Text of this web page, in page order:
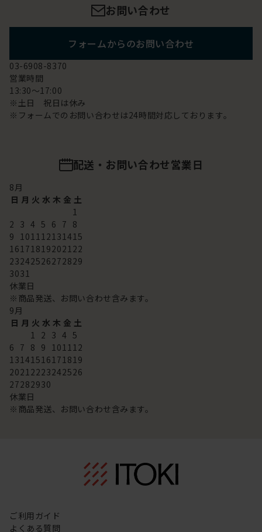
お問い合わせ
フォームからのお問い合わせ
03-6908-8370
営業時間
13:30～17:00
※土日 祝日は休み
※フォームでのお問い合わせは24時間対応しております。
配送・お問い合わせ営業日
8月
日 月 火 水 木 金 土
1
2 3 4 5 6 7 8
9 101112131415
16171819202122
23242526272829
3031
休業日
※商品発送、お問い合わせ含みます。
9月
日 月 火 水 木 金 土
1 2 3 4 5
6 7 8 9 101112
13141516171819
20212223242526
27282930
休業日
※商品発送、お問い合わせ含みます。
ご利用ガイド
よくある質問